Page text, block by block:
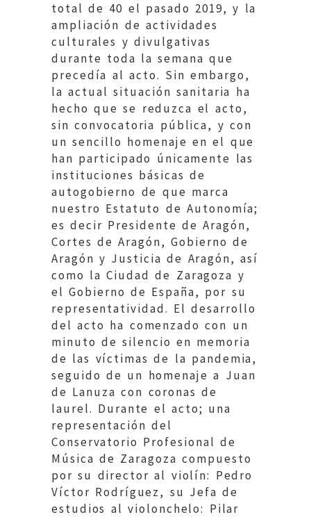
total de 40 el pasado 2019, y la
ampliación de actividades
culturales y divulgativas
durante toda la semana que
precedía al acto. Sin embargo,
la actual situación sanitaria ha
hecho que se reduzca el acto,
sin convocatoria pública, y con
un sencillo homenaje en el que
han participado únicamente las
instituciones básicas de
autogobierno de que marca
nuestro Estatuto de Autonomía;
es decir Presidente de Aragón,
Cortes de Aragón, Gobierno de
Aragón y Justicia de Aragón, así
como la Ciudad de Zaragoza y
el Gobierno de España, por su
representatividad. El desarrollo
del acto ha comenzado con un
minuto de silencio en memoria
de las víctimas de la pandemia,
seguido de un homenaje a Juan
de Lanuza con coronas de
laurel. Durante el acto; una
representación del
Conservatorio Profesional de
Música de Zaragoza compuesto
por su director al violín: Pedro
Víctor Rodríguez, su Jefa de
estudios al violonchelo: Pilar